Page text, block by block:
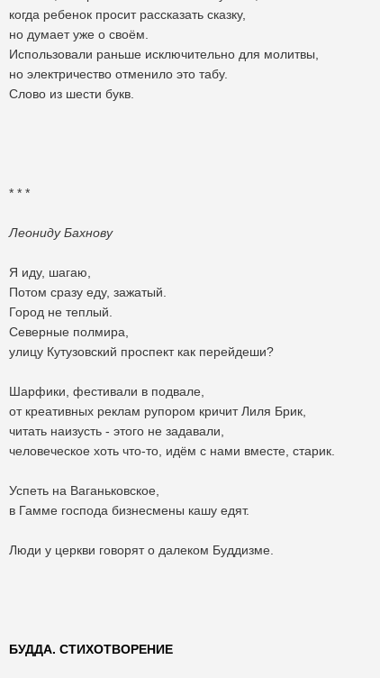
когда ребенок просит рассказать сказку,
но думает уже о своём.
Использовали раньше исключительно для молитвы,
но электричество отменило это табу.
Слово из шести букв.
* * *
Леониду Бахнову
Я иду, шагаю,
Потом сразу еду, зажатый.
Город не теплый.
Северные полмира,
улицу Кутузовский проспект как перейдеши?
Шарфики, фестивали в подвале,
от креативных реклам рупором кричит Лиля Брик,
читать наизусть - этого не задавали,
человеческое хоть что-то, идём с нами вместе, старик.
Успеть на Ваганьковское,
в Гамме господа бизнесмены кашу едят.
Люди у церкви говорят о далеком Буддизме.
БУДДА. СТИХОТВОРЕНИЕ